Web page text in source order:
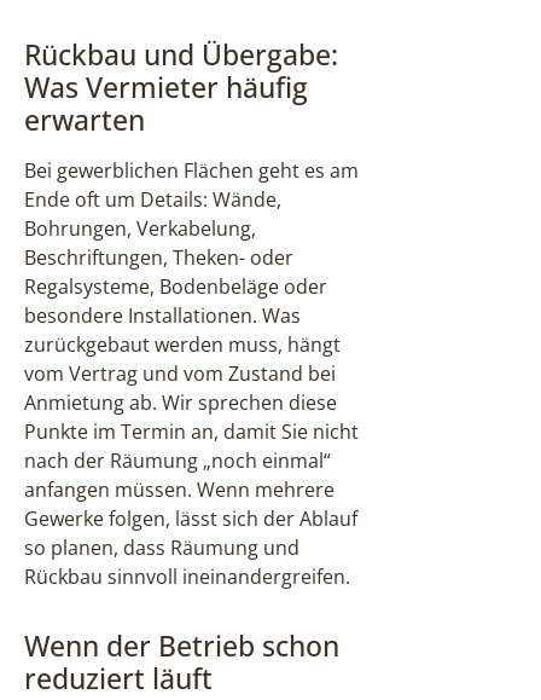
Rückbau und Übergabe:
Was Vermieter häufig
erwarten
Bei gewerblichen Flächen geht es am
Ende oft um Details: Wände,
Bohrungen, Verkabelung,
Beschriftungen, Theken- oder
Regalsysteme, Bodenbeläge oder
besondere Installationen. Was
zurückgebaut werden muss, hängt
vom Vertrag und vom Zustand bei
Anmietung ab. Wir sprechen diese
Punkte im Termin an, damit Sie nicht
nach der Räumung „noch einmal“
anfangen müssen. Wenn mehrere
Gewerke folgen, lässt sich der Ablauf
so planen, dass Räumung und
Rückbau sinnvoll ineinandergreifen.
Wenn der Betrieb schon
reduziert läuft